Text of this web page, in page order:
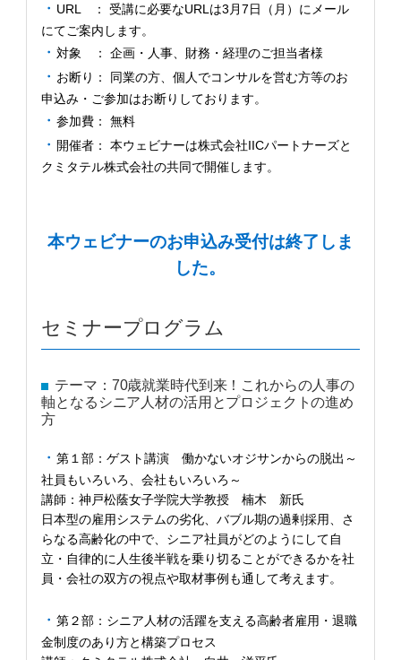
URL ： 受講に必要なURLは3月7日（月）にメール
にてご案内します。
対象 ： 企画・人事、財務・経理のご担当者様
お断り： 同業の方、個人でコンサルを営む方等のお
申込み・ご参加はお断りしております。
参加費： 無料
開催者： 本ウェビナーは株式会社IICパートナーズと
クミタテル株式会社の共同で開催します。
本ウェビナーのお申込み受付は終了しま
した。
セミナープログラム
テーマ：70歳就業時代到来！これからの人事の
軸となるシニア人材の活用とプロジェクトの進め
方
第１部：ゲスト講演 働かないオジサンからの脱出～
社員もいろいろ、会社もいろいろ～
講師：神戸松蔭女子学院大学教授 楠木 新氏
日本型の雇用システムの劣化、バブル期の過剰採用、さ
らなる高齢化の中で、シニア社員がどのようにして自
立・自律的に人生後半戦を乗り切ることができるかを社
員・会社の双方の視点や取材事例も通して考えます。
第２部：シニア人材の活躍を支える高齢者雇用・退職
金制度のあり方と構築プロセス